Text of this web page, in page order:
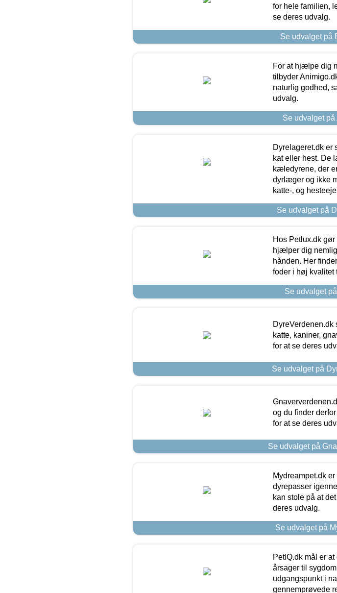
for hele familien,
se deres udvalg.
Se udvalget på
For at hjælpe dig
tilbyder
naturlig godhed,
udvalg.
Se udvalget
Dyrelageret.dk er
kat eller hest. De
kæledyrene, der
dyrlæger og ikke
katte-, og
Se udvalget på
Hos Petlux.dk
hjælper dig
hånden. Her
foder i høj kvalitet
Se udvalget
katte, kaniner,
for at se deres
Se udvalget på
og du finder
for at se deres
Se udvalget på
Mydreampet.dk
dyrepasser
kan stole på at
deres udvalg.
Se udvalget på
PetIQ.dk mål er
årsager til
udgangspunkt i
gennemprøvede